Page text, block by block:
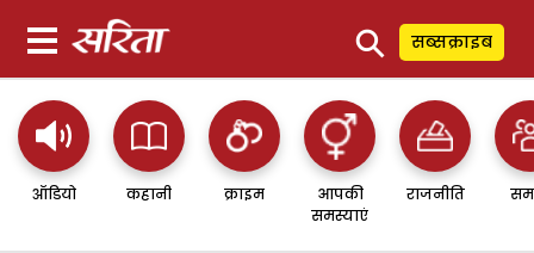
⚲ सब्सक्राइब
ऑडियो कहानी क्राइम
आपकी
समस्याएं
राजनीति